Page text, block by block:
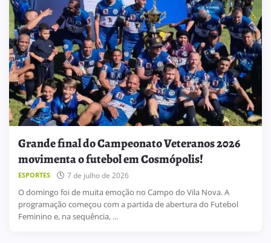
Grande final do Campeonato Veteranos 2026
movimenta o futebol em Cosmópolis!
ESPORTES 7 de julho de 2026
O domingo foi de muita emoção no Campo do Vila Nova. A
programação começou com a partida de abertura do Futebol
Feminino e, na sequência, ...